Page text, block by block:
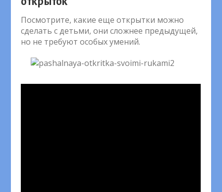
Посмотрите, какие еще открытки можно
сделать с детьми, они сложнее предыдущей,
но не требуют особых умений.